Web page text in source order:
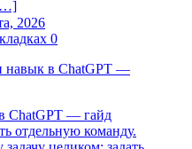
2026
0
ChatGPT — гайд
отдельную команду.